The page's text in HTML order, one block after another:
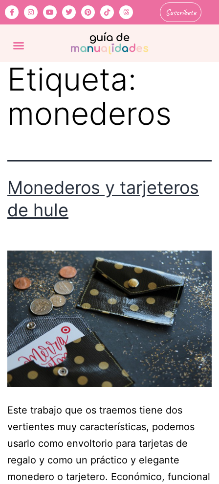
Suscríbete
Etiqueta:
monederos
Monederos y tarjeteros
de hule
Este trabajo que os traemos tiene dos
vertientes muy características, podemos
usarlo como envoltorio para tarjetas de
regalo y como un práctico y elegante
monedero o tarjetero. Económico, funcional